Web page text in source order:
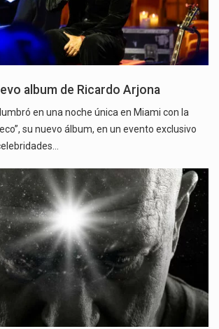
album de Ricardo Arjona
en una noche única en Miami con la
su nuevo álbum, en un evento exclusivo